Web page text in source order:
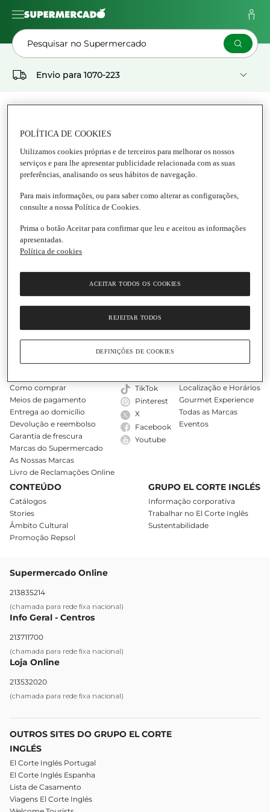
Pesquisar no Supermercado
Envio para 1070-223
As Minhas
Supermercado
CLUB DEL GOURMET
Tudo Club del Gourmet
COMPRAS ONLINE
Como comprar
Meios de pagamento
Entrega ao domicílio
Devolução e reembolso
Garantia de frescura
Marcas do Supermercado
As Nossas Marcas
Livro de Reclamações Online
SIGA-NOS
TikTok
Pinterest
X
Facebook
Youtube
LOJAS
Localização e Horários
Gourmet Experience
Todas as Marcas
Eventos
CONTEÚDO
Catálogos
Stories
Âmbito Cultural
Promoção Repsol
GRUPO EL CORTE INGLÉS
Informação corporativa
Trabalhar no El Corte Inglês
Sustentabilidade
Supermercado Online
213835214
(chamada para rede fixa nacional)
Info Geral - Centros
213711700
(chamada para rede fixa nacional)
Loja Online
213532020
(chamada para rede fixa nacional)
OUTROS SITES DO GRUPO EL CORTE
INGLÉS
El Corte Inglés Portugal
El Corte Inglés Espanha
Lista de Casamento
Viagens El Corte Inglés
POLÍTICA DE COOKIES
Utilizamos cookies próprias e de terceiros para melhorar os nossos
serviços e para lhe apresentar publicidade relacionada com as suas
preferências, analisando os seus hábitos de navegação.
Para mais informações, ou para saber como alterar as configurações,
consulte a nossa Política de Cookies.
Prima o botão Aceitar para confirmar que leu e aceitou as informações
apresentadas.
Política de cookies
REJEITAR TODOS
ACEITAR TODOS OS COOKIES
DEFINIÇÕES DE COOKIES